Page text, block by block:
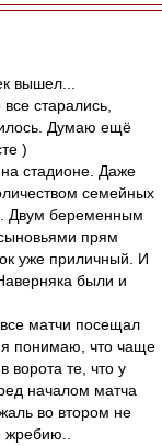
вышел...
старались,
Думаю ещё
)
стадионе. Даже
семейных
Двум беременным
прям
уже приличный. И
были и
матчи посещал
понимаю, что чаще
ворота те, что у
началом матча
во втором не
жребию..